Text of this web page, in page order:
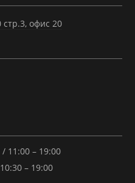
стр.3, офис 20
11:00 – 19:00
– 19:00